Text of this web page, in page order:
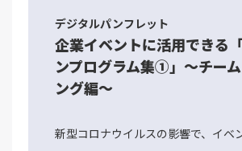
デジタルパンフレット
企業イベントに活用できる
ンプログラム集①」～チー
ング編～
新型コロナウイルスの影響で、イベ